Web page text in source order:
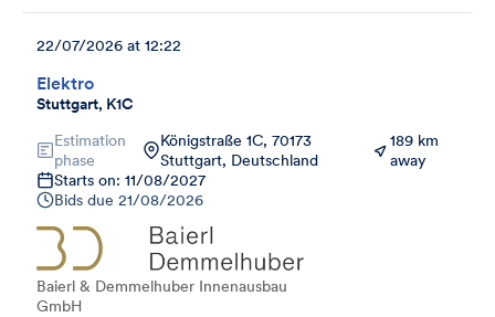
Elektro
Stuttgart, K1C
22/07/2026 at 12:22
Estimation
phase
Königstraße 1C, 70173
Stuttgart, Deutschland
189 km
away
Starts on: 11/08/2027
Bids due 21/08/2026
Baierl & Demmelhuber Innenausbau
GmbH